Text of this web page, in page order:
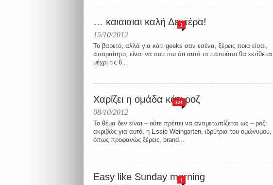
2
… καιαιαιαι καλή Δευτέρα!
15/10/2012
Το βαρετό, αλλά για κάτι geeks σαν εσένα, ξέρεις ποια είσαι,
απαραίτητο, είναι να σου πω ότι αυτό το παπούτσι θα εκτίθεται
μέχρι τις 6...
824
Χαρίζει η ομάδα κάτι ροζ
08/10/2012
Το θέμα δεν είναι – ούτε πρέπει να αντιμετωπίζεται ως – ροζ:
ακριβώς για αυτό, η Essie Weingarten, ιδρύτρια του ομώνυμου,
όπως προφανώς ξέρεις, brand...
1
Easy like Sunday morning